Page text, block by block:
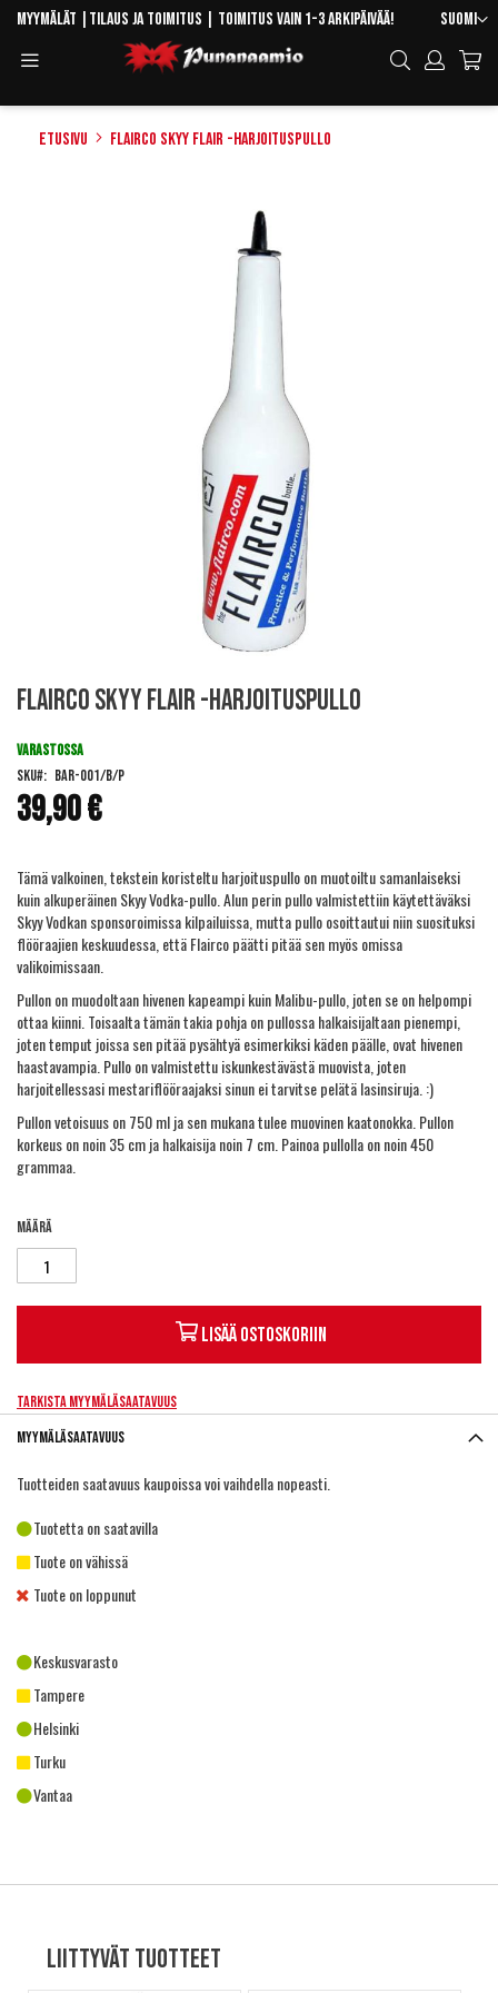
Skip
Content
Kieli
Suomi
Myymälät Tilaus ja toimitus | Toimitus vain 1-3 arkipäivää!
Hae
Etusivu Flairco Skyy Flair -harjoituspullo
to
beginning
the
images
gallery
Flairco Skyy Flair -harjoituspullo
39,90 €
VARASTOSSA
SKU
BAR-001/B/P
Tämä valkoinen, tekstein koristeltu harjoituspullo on muotoiltu samanlaiseksi
kuin alkuperäinen Skyy Vodka-pullo. Alun perin pullo valmistettiin käytettäväksi
Skyy Vodkan sponsoroimissa kilpailuissa, mutta pullo osoittautui niin suosituksi
flööraajien keskuudessa, että Flairco päätti pitää sen myös omissa
valikoimissaan.
Pullon on muodoltaan hivenen kapeampi kuin Malibu-pullo, joten se on helpompi
ottaa kiinni. Toisaalta tämän takia pohja on pullossa halkaisijaltaan pienempi,
joten temput joissa sen pitää pysähtyä esimerkiksi käden päälle, ovat hivenen
haastavampia. Pullo on valmistettu iskunkestävästä muovista, joten
harjoitellessasi mestariflööraajaksi sinun ei tarvitse pelätä lasinsiruja. :)
Pullon vetoisuus on 750 ml ja sen mukana tulee muovinen kaatonokka. Pullon
korkeus on noin 35 cm ja halkaisija noin 7 cm. Painoa pullolla on noin 450
grammaa.
Määrä
Lisää ostoskoriin
Tarkista myymäläsaatavuus
Myymäläsaatavuus
Tuotteiden saatavuus kaupoissa voi vaihdella nopeasti.
Tuotetta on saatavilla
Tuote on vähissä
Tuote on loppunut
Keskusvarasto
Tampere
Helsinki
Turku
Vantaa
Liittyvät tuotteet